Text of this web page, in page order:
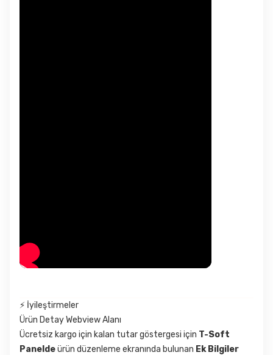
⚡ İyileştirmeler
Ürün Detay Webview Alanı
Ücretsiz kargo için kalan tutar göstergesi için T-Soft
Paneldeürün düzenleme ekranında bulunan Ek Bilgiler